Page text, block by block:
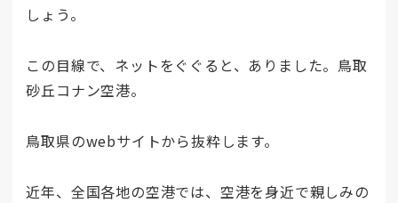
しょう。
この目線で、ネットをぐぐると、ありました。鳥取
砂丘コナン空港。
鳥取県のwebサイトから抜粋します。
近年、全国各地の空港では、空港を身近で親しみの